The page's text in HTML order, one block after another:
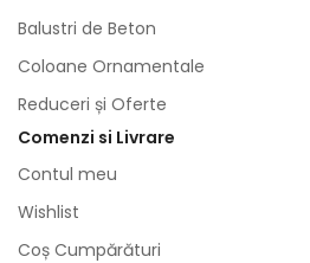
Balustri de Beton
Coloane Ornamentale
Reduceri și Oferte
Comenzi si Livrare
Contul meu
Wishlist
Coș Cumpărături